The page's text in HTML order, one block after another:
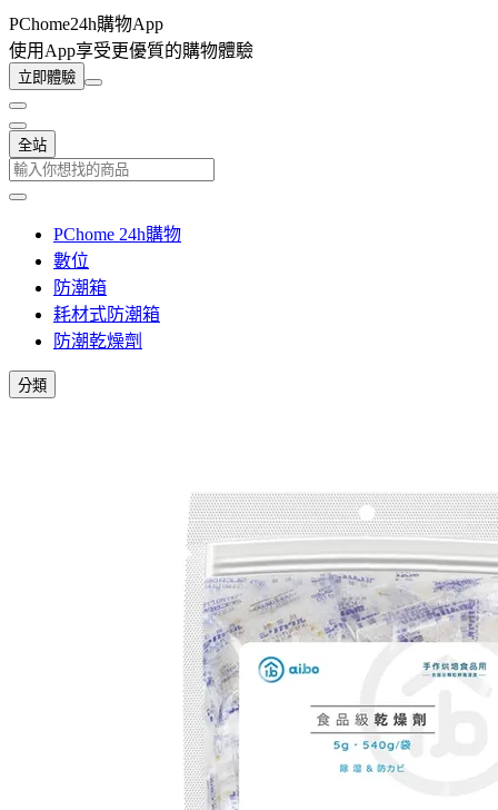
PChome24h購物App
使用App享受更優質的購物體驗
立即體驗
全站
PChome 24h購物
數位
防潮箱
耗材式防潮箱
防潮乾燥劑
分類